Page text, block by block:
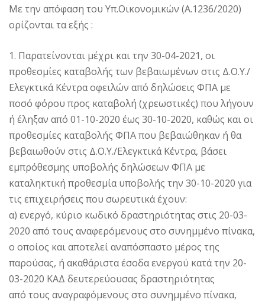
Με την απόφαση του Υπ.Οικονομικών (Α.1236/2020)
ορίζονται τα εξής :
1. Παρατείνονται μέχρι και την 30-04-2021, οι
προθεσμίες καταβολής των βεβαιωμένων στις Δ.Ο.Υ./
Ελεγκτικά Κέντρα οφειλών από δηλώσεις ΦΠΑ με
ποσό φόρου προς καταβολή (χρεωστικές) που λήγουν
ή έληξαν από 01-10-2020 έως 30-10-2020, καθώς και οι
προθεσμίες καταβολής ΦΠΑ που βεβαιώθηκαν ή θα
βεβαιωθούν στις Δ.Ο.Υ./Ελεγκτικά Κέντρα, βάσει
εμπρόθεσμης υποβολής δηλώσεων ΦΠΑ με
καταληκτική προθεσμία υποβολής την 30-10-2020 για
τις επιχειρήσεις που σωρευτικά έχουν:
α) ενεργό, κύριο κωδικό δραστηριότητας στις 20-03-
2020 από τους αναφερόμενους στο συνημμένο πίνακα,
ο οποίος και αποτελεί αναπόσπαστο μέρος της
παρούσας, ή ακαθάριστα έσοδα ενεργού κατά την 20-
03-2020 ΚΑΔ δευτερεύουσας δραστηριότητας
από τους αναγραφόμενους στο συνημμένο πίνακα,